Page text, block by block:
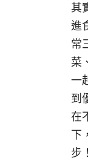
其
進
常
菜
一
到
在
下
步！